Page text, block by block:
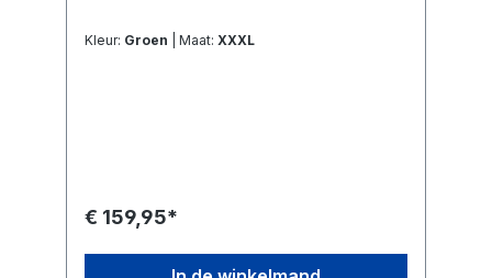
Kleur: Groen | Maat: XXXL
€ 159,95*